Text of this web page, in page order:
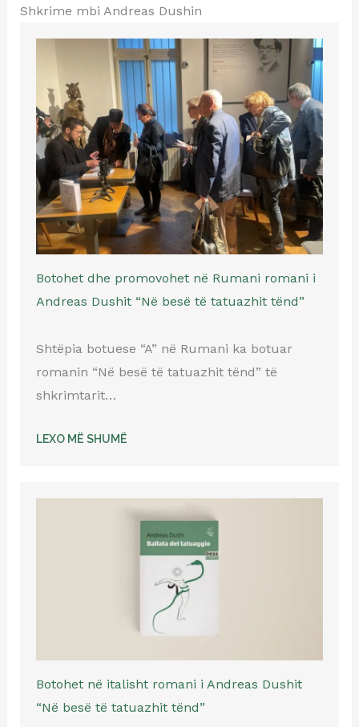
Shkrime mbi Andreas Dushin
Botohet dhe promovohet në Rumani romani i
Andreas Dushit “Në besë të tatuazhit tënd”
Shtëpia botuese “A” në Rumani ka botuar
romanin “Në besë të tatuazhit tënd” të
shkrimtarit…
LEXO MË SHUMË
Botohet në italisht romani i Andreas Dushit
“Në besë të tatuazhit tënd”